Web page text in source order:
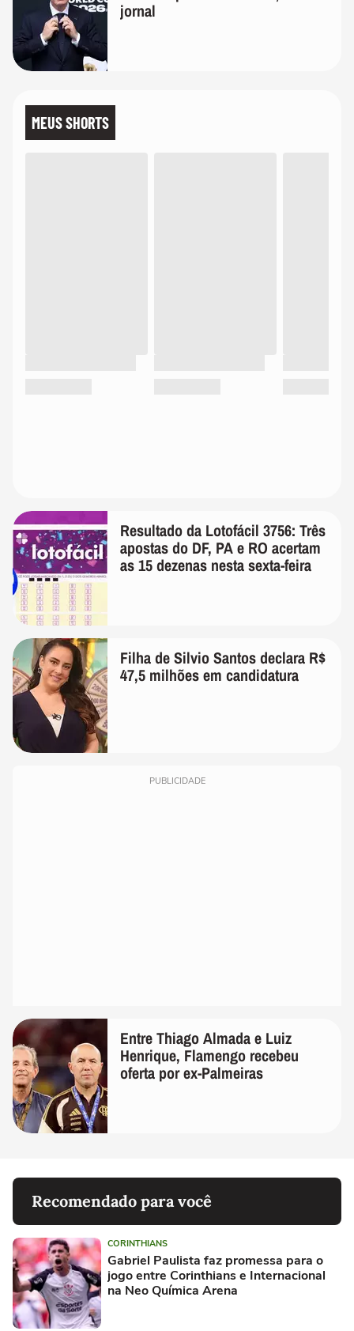
jornal
MEUS SHORTS
Resultado da Lotofácil 3756: Três
apostas do DF, PA e RO acertam
as 15 dezenas nesta sexta-feira
Filha de Silvio Santos declara R$
47,5 milhões em candidatura
PUBLICIDADE
Entre Thiago Almada e Luiz
Henrique, Flamengo recebeu
oferta por ex-Palmeiras
Recomendado para você
CORINTHIANS
Gabriel Paulista faz promessa para o
jogo entre Corinthians e Internacional
na Neo Química Arena